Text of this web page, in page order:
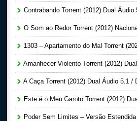
Contrabando Torrent (2012) Dual Áudio 5.1 /
O Som ao Redor Torrent (2012) Nacional
1303 – Apartamento do Mal Torrent (2021) Dual Áudio 5.1 /
Amanhecer Violento Torrent (2012) Dual Áudio 5.1 /
A Caça Torrent (2012) Dual Áudio 5.1 / Dublado
Este é o Meu Garoto Torrent (2012) Dual Áudio 5.1 /
Poder Sem Limites – Versão Estendida Torrent (2012) Dual Áudio 5.1